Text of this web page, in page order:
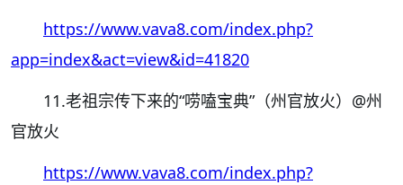
https://www.vava8.com/index.php?
app=index&act=view&id=41820
11.老祖宗传下来的“唠嗑宝典”（州官放火） @州
官放火
https://www.vava8.com/index.php?